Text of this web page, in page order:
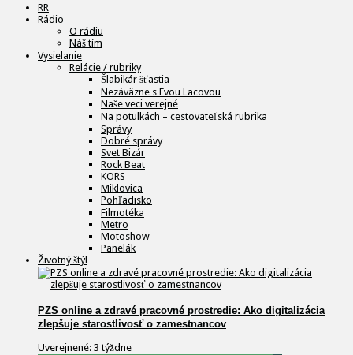
RR
Rádio
O rádiu
Náš tím
Vysielanie
Relácie / rubriky
Šlabikár šťastia
Nezáväzne s Evou Lacovou
Naše veci verejné
Na potulkách – cestovateľská rubrika
Správy
Dobré správy
Svet Bizár
Rock Beat
KORS
Miklovica
Pohľadisko
Filmotéka
Metro
Motoshow
Panelák
Životný štýl
PZS online a zdravé pracovné prostredie: Ako digitalizácia
zlepšuje starostlivosť o zamestnancov
Uverejnené: 3 týždne